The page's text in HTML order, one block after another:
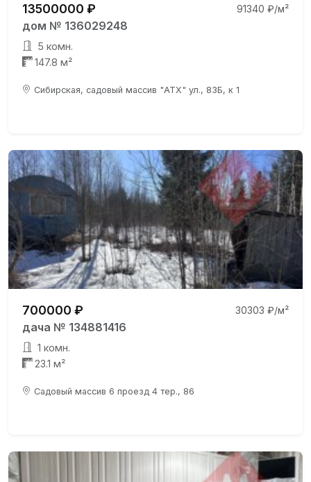
13500000 ₽ 91340 ₽/м²
дом № 136029248
5 комн.
147.8 м²
Сибирская, садовый массив "АТХ" ул., 83Б, к 1
700000 ₽ 30303 ₽/м²
дача № 134881416
1 комн.
23.1 м²
Садовый массив 6 проезд 4 тер., 86